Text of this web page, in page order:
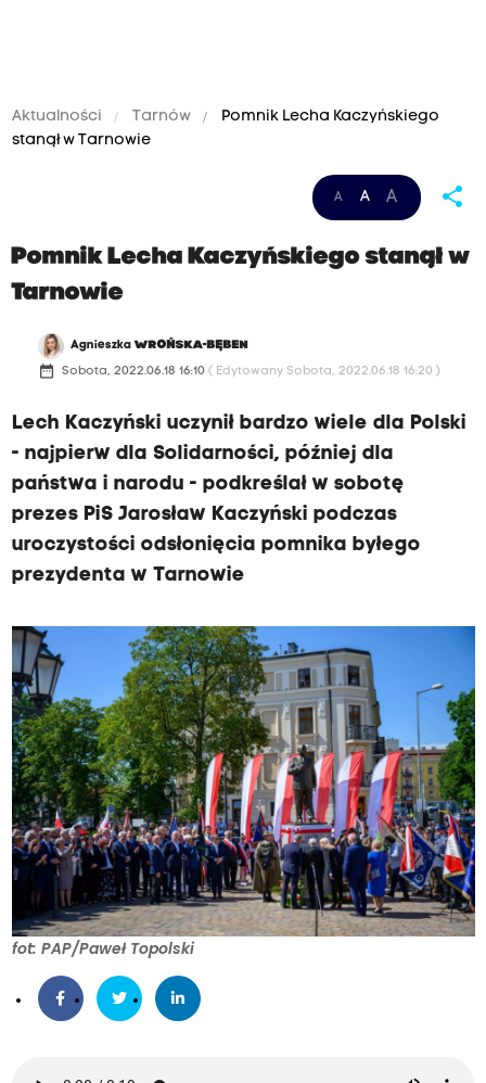
Aktualności Tarnów
Pomnik Lecha Kaczyńskiego
stanął w Tarnowie
A A A share
Pomnik Lecha Kaczyńskiego stanął w
Tarnowie
AgnieszkaWROŃSKA-BĘBEN
date_range Sobota, 2022.06.18 16:10 ( Edytowany Sobota, 2022.06.18 16:20 )
Lech Kaczyński uczynił bardzo wiele dla Polski
- najpierw dla Solidarności, później dla
państwa i narodu - podkreślał w sobotę
prezes PiS Jarosław Kaczyński podczas
uroczystości odsłonięcia pomnika byłego
prezydenta w Tarnowie
fot: PAP/Paweł Topolski